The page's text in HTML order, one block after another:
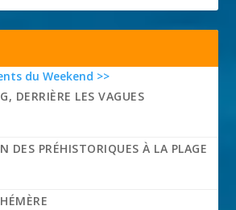
du Weekend >>
DERRIÈRE LES VAGUES
DES PRÉHISTORIQUES À LA PLAGE